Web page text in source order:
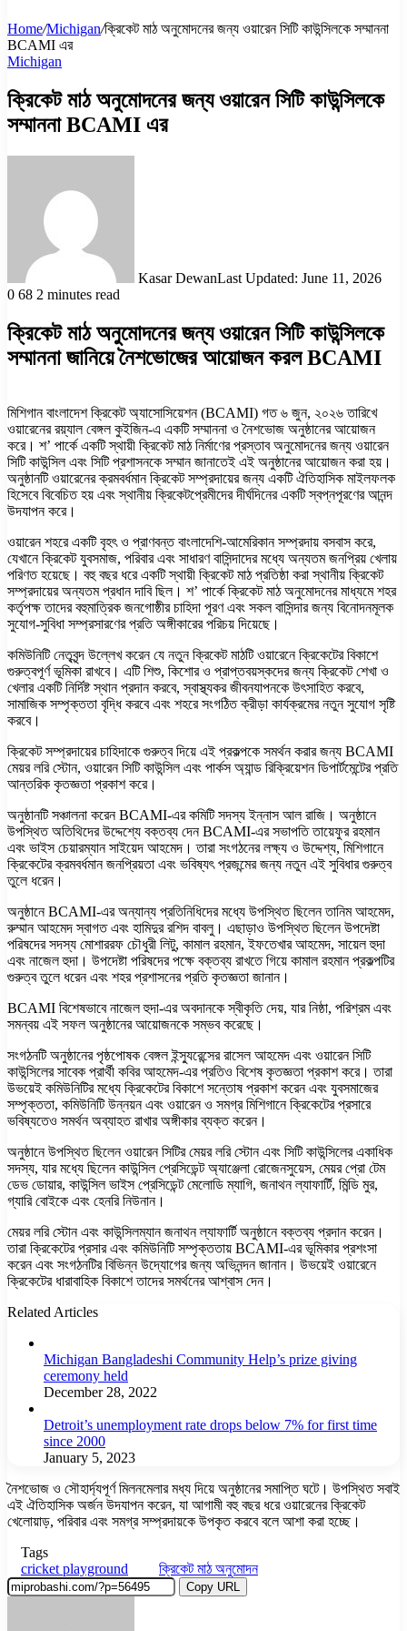
Home/Michigan/ক্রিকেট মাঠ অনুমোদনের জন্য ওয়ারেন সিটি কাউন্সিলকে সম্মাননা
BCAMI এর
Michigan
ক্রিকেট মাঠ অনুমোদনের জন্য ওয়ারেন সিটি কাউন্সিলকে
সম্মাননা BCAMI এর
Kasar DewanLast Updated: June 11, 2026
0 68 2 minutes read
ক্রিকেট মাঠ অনুমোদনের জন্য ওয়ারেন সিটি কাউন্সিলকে
সম্মাননা জানিয়ে নৈশভোজের আয়োজন করল BCAMI
মিশিগান বাংলাদেশ ক্রিকেট অ্যাসোসিয়েশন (BCAMI) গত ৬ জুন, ২০২৬ তারিখে
ওয়ারেনের রয়্যাল বেঙ্গল কুইজিন-এ একটি সম্মাননা ও নৈশভোজ অনুষ্ঠানের আয়োজন
করে। শ’ পার্কে একটি স্থায়ী ক্রিকেট মাঠ নির্মাণের প্রস্তাব অনুমোদনের জন্য ওয়ারেন
সিটি কাউন্সিল এবং সিটি প্রশাসনকে সম্মান জানাতেই এই অনুষ্ঠানের আয়োজন করা হয়।
অনুষ্ঠানটি ওয়ারেনের ক্রমবর্ধমান ক্রিকেট সম্প্রদায়ের জন্য একটি ঐতিহাসিক মাইলফলক
হিসেবে বিবেচিত হয় এবং স্থানীয় ক্রিকেটপ্রেমীদের দীর্ঘদিনের একটি স্বপ্নপূরণের আনন্দ
উদযাপন করে।
ওয়ারেন শহরে একটি বৃহৎ ও প্রাণবন্ত বাংলাদেশি-আমেরিকান সম্প্রদায় বসবাস করে,
যেখানে ক্রিকেট যুবসমাজ, পরিবার এবং সাধারণ বাসিন্দাদের মধ্যে অন্যতম জনপ্রিয় খেলায়
পরিণত হয়েছে। বহু বছর ধরে একটি স্থায়ী ক্রিকেট মাঠ প্রতিষ্ঠা করা স্থানীয় ক্রিকেট
সম্প্রদায়ের অন্যতম প্রধান দাবি ছিল। শ’ পার্কে ক্রিকেট মাঠ অনুমোদনের মাধ্যমে শহর
কর্তৃপক্ষ তাদের বহুমাত্রিক জনগোষ্ঠীর চাহিদা পূরণ এবং সকল বাসিন্দার জন্য বিনোদনমূলক
সুযোগ-সুবিধা সম্প্রসারণের প্রতি অঙ্গীকারের পরিচয় দিয়েছে।
কমিউনিটি নেতৃবৃন্দ উল্লেখ করেন যে নতুন ক্রিকেট মাঠটি ওয়ারেনে ক্রিকেটের বিকাশে
গুরুত্বপূর্ণ ভূমিকা রাখবে। এটি শিশু, কিশোর ও প্রাপ্তবয়স্কদের জন্য ক্রিকেট শেখা ও
খেলার একটি নির্দিষ্ট স্থান প্রদান করবে, স্বাস্থ্যকর জীবনযাপনকে উৎসাহিত করবে,
সামাজিক সম্পৃক্ততা বৃদ্ধি করবে এবং শহরে সংগঠিত ক্রীড়া কার্যক্রমের নতুন সুযোগ সৃষ্টি
করবে।
ক্রিকেট সম্প্রদায়ের চাহিদাকে গুরুত্ব দিয়ে এই প্রকল্পকে সমর্থন করার জন্য BCAMI
মেয়র লরি স্টোন, ওয়ারেন সিটি কাউন্সিল এবং পার্কস অ্যান্ড রিক্রিয়েশন ডিপার্টমেন্টের প্রতি
আন্তরিক কৃতজ্ঞতা প্রকাশ করে।
অনুষ্ঠানটি সঞ্চালনা করেন BCAMI-এর কমিটি সদস্য ইন্নাস আল রাজি। অনুষ্ঠানে
উপস্থিত অতিথিদের উদ্দেশ্যে বক্তব্য দেন BCAMI-এর সভাপতি তায়েফুর রহমান
এবং ভাইস চেয়ারম্যান সাইয়েদ আহমেদ। তারা সংগঠনের লক্ষ্য ও উদ্দেশ্য, মিশিগানে
ক্রিকেটের ক্রমবর্ধমান জনপ্রিয়তা এবং ভবিষ্যৎ প্রজন্মের জন্য নতুন এই সুবিধার গুরুত্ব
তুলে ধরেন।
অনুষ্ঠানে BCAMI-এর অন্যান্য প্রতিনিধিদের মধ্যে উপস্থিত ছিলেন তানিম আহমেদ,
রুম্মান আহমেদ স্বাগত এবং হামিদুর রশিদ বাবলু। এছাড়াও উপস্থিত ছিলেন উপদেষ্টা
পরিষদের সদস্য মোশাররফ চৌধুরী লিটু, কামাল রহমান, ইফতেখার আহমেদ, সায়েল হুদা
এবং নাজেল হুদা। উপদেষ্টা পরিষদের পক্ষে বক্তব্য রাখতে গিয়ে কামাল রহমান প্রকল্পটির
গুরুত্ব তুলে ধরেন এবং শহর প্রশাসনের প্রতি কৃতজ্ঞতা জানান।
BCAMI বিশেষভাবে নাজেল হুদা-এর অবদানকে স্বীকৃতি দেয়, যার নিষ্ঠা, পরিশ্রম এবং
সমন্বয় এই সফল অনুষ্ঠানের আয়োজনকে সম্ভব করেছে।
সংগঠনটি অনুষ্ঠানের পৃষ্ঠপোষক বেঙ্গল ইন্স্যুরেন্সের রাসেল আহমেদ এবং ওয়ারেন সিটি
কাউন্সিলের সাবেক প্রার্থী কবির আহমেদ-এর প্রতিও বিশেষ কৃতজ্ঞতা প্রকাশ করে। তারা
উভয়েই কমিউনিটির মধ্যে ক্রিকেটের বিকাশে সন্তোষ প্রকাশ করেন এবং যুবসমাজের
সম্পৃক্ততা, কমিউনিটি উন্নয়ন এবং ওয়ারেন ও সমগ্র মিশিগানে ক্রিকেটের প্রসারে
ভবিষ্যতেও সমর্থন অব্যাহত রাখার অঙ্গীকার ব্যক্ত করেন।
অনুষ্ঠানে উপস্থিত ছিলেন ওয়ারেন সিটির মেয়র লরি স্টোন এবং সিটি কাউন্সিলের একাধিক
সদস্য, যার মধ্যে ছিলেন কাউন্সিল প্রেসিডেন্ট অ্যাঞ্জেলা রোজেনসুয়েস, মেয়র প্রো টেম
ডেভ ডোয়ার, কাউন্সিল ভাইস প্রেসিডেন্ট মেলোডি ম্যাগি, জনাথন ল্যাফার্টি, মিন্ডি মুর,
গ্যারি বোইকে এবং হেনরি নিউনান।
মেয়র লরি স্টোন এবং কাউন্সিলম্যান জনাথন ল্যাফার্টি অনুষ্ঠানে বক্তব্য প্রদান করেন।
তারা ক্রিকেটের প্রসার এবং কমিউনিটি সম্পৃক্ততায় BCAMI-এর ভূমিকার প্রশংসা
করেন এবং সংগঠনটির বিভিন্ন উদ্যোগের জন্য অভিনন্দন জানান। উভয়েই ওয়ারেনে
ক্রিকেটের ধারাবাহিক বিকাশে তাদের সমর্থনের আশ্বাস দেন।
Related Articles
Michigan Bangladeshi Community Help’s prize giving
ceremony held
December 28, 2022
Detroit’s unemployment rate drops below 7% for first time
since 2000
January 5, 2023
নৈশভোজ ও সৌহার্দ্যপূর্ণ মিলনমেলার মধ্য দিয়ে অনুষ্ঠানের সমাপ্তি ঘটে। উপস্থিত সবাই
এই ঐতিহাসিক অর্জন উদযাপন করেন, যা আগামী বহু বছর ধরে ওয়ারেনের ক্রিকেট
খেলোয়াড়, পরিবার এবং সমগ্র সম্প্রদায়কে উপকৃত করবে বলে আশা করা হচ্ছে।
Tags
cricket playground
ক্রিকেট মাঠ অনুমোদন
Copy URL